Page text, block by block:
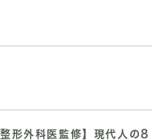
形外科医監修】現代人の8